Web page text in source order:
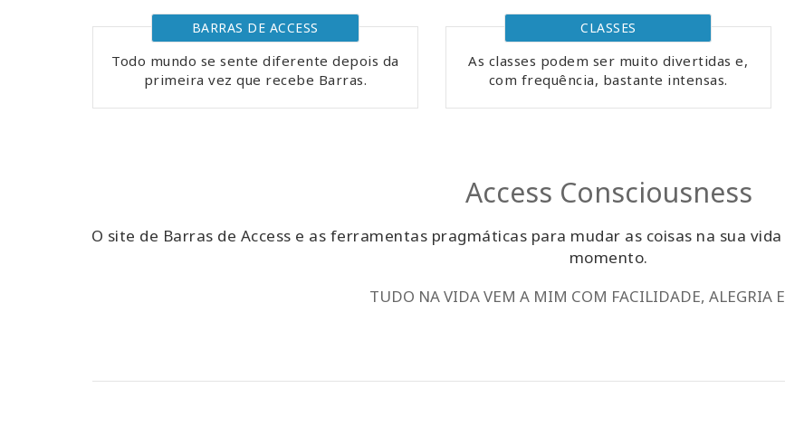
BARRAS DE ACCESS
Todo mundo se sente diferente depois da
primeira vez que recebe Barras.
CLASSES
As classes podem ser muito divertidas e,
com frequência, bastante intensas.
Access Consciousness
O site de Barras de Access e as ferramentas pragmáticas para mudar as coisas na sua
momento.
TUDO NA VIDA VEM A MIM COM FACILIDADE, ALEGRIA